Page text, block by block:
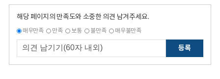
해당 페이지의 만족도와 소중한 의견 남겨주세요.
매우만족 만족 보통 불만족 매우불만족
등록